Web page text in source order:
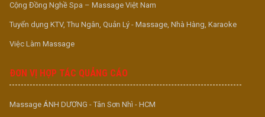
Cộng Đồng Nghề Spa – Massage Việt Nam
Tuyển dụng KTV, Thu Ngân, Quản Lý - Massage, Nhà Hàng, Karaoke
Việc Làm Massage
ĐƠN VỊ HỢP TÁC QUẢNG CÁO
Massage ÁNH DƯƠNG - Tân Sơn Nhì - HCM